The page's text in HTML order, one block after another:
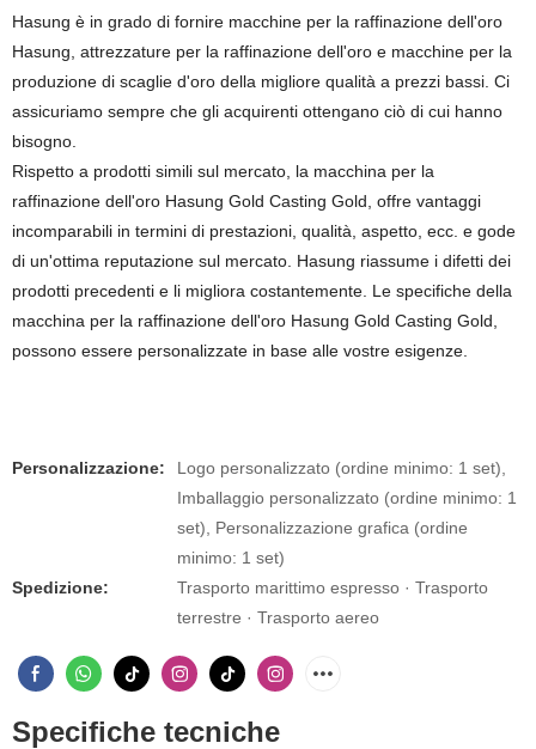
Hasung è in grado di fornire macchine per la raffinazione dell'oro
Hasung, attrezzature per la raffinazione dell'oro e macchine per la
produzione di scaglie d'oro della migliore qualità a prezzi bassi. Ci
assicuriamo sempre che gli acquirenti ottengano ciò di cui hanno
bisogno.
Rispetto a prodotti simili sul mercato, la macchina per la
raffinazione dell'oro Hasung Gold Casting Gold, offre vantaggi
incomparabili in termini di prestazioni, qualità, aspetto, ecc. e gode
di un'ottima reputazione sul mercato. Hasung riassume i difetti dei
prodotti precedenti e li migliora costantemente. Le specifiche della
macchina per la raffinazione dell'oro Hasung Gold Casting Gold,
possono essere personalizzate in base alle vostre esigenze.
Personalizzazione:
Logo personalizzato (ordine minimo: 1 set),
Imballaggio personalizzato (ordine minimo: 1
set), Personalizzazione grafica (ordine
minimo: 1 set)
Spedizione:
Trasporto marittimo espresso · Trasporto
terrestre · Trasporto aereo
Specifiche tecniche